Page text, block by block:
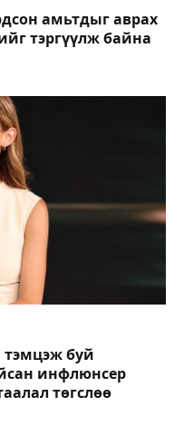
амьтдыг аврах
тэргүүлж байна
тэмцэж буй
инфлюнсер
төгслөө